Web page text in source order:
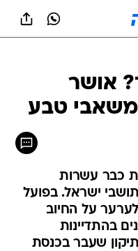
אושר
משאבי טבע
כבר עשרות
ישראל. בפועל
על החיוב
בהתדיינות
שעבר בכנסת